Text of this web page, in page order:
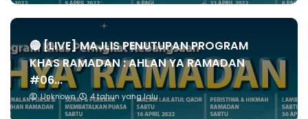
🔴 [LIVE] MAJLIS PENUTUPAN PROGRAM
KHAS RAMADAN : AHLAN YA RAMADAN
#06...
Unknown 4 tahun yang lalu